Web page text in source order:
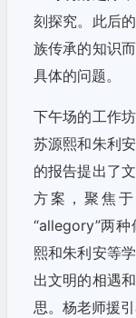
刻探究。此后
族传承的知识
具体的问题。
下午场的工作
苏源熙和朱利
的报告提出了
方案，聚焦
“allegory”两
熙和朱利安等
出文明的相遇
思。杨老师援